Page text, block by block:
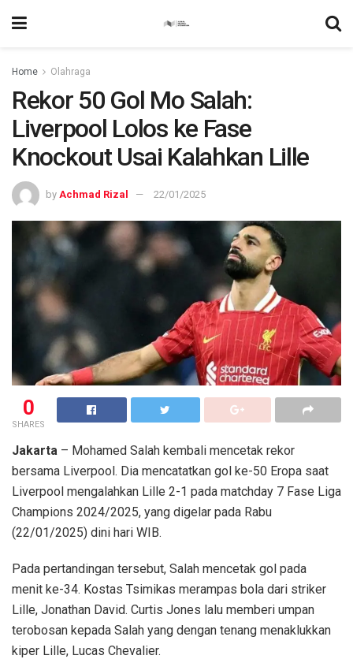
Home Olahraga
Rekor 50 Gol Mo Salah:
Liverpool Lolos ke Fase
Knockout Usai Kalahkan Lille
by Achmad Rizal 22/01/2025
0
SHARES
Jakarta – Mohamed Salah kembali mencetak rekor
bersama Liverpool. Dia mencatatkan gol ke-50 Eropa saat
Liverpool mengalahkan Lille 2-1 pada matchday 7 Fase Liga
Champions 2024/2025, yang digelar pada Rabu
(22/01/2025) dini hari WIB.
Pada pertandingan tersebut, Salah mencetak gol pada
menit ke-34. Kostas Tsimikas merampas bola dari striker
Lille, Jonathan David. Curtis Jones lalu memberi umpan
terobosan kepada Salah yang dengan tenang menaklukkan
kiper Lille, Lucas Chevalier.